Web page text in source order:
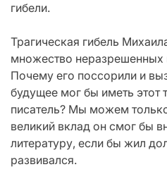
гибели.
Трагическая гибель
множество неразрешенных
Почему его поссорили и
будущее мог бы иметь этот
писатель? Мы можем
великий вклад он смог бы
литературу, если бы жил
развивался.